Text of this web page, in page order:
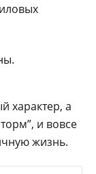
характер, а
и вовсе
жизнь.